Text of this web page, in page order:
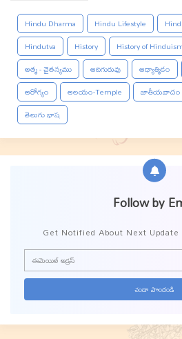
Hindu Dharma Hindu Lifestyle
Hindutva
History History of
ఆత్మ - చైతన్యము
ఆదిగురువు ఆధ్యాత్మికం
ఆరోగ్యం
ఆలయం-Temple జాతీయవాదం
తెలుగు భాష
Follow by
Get Notified About Next